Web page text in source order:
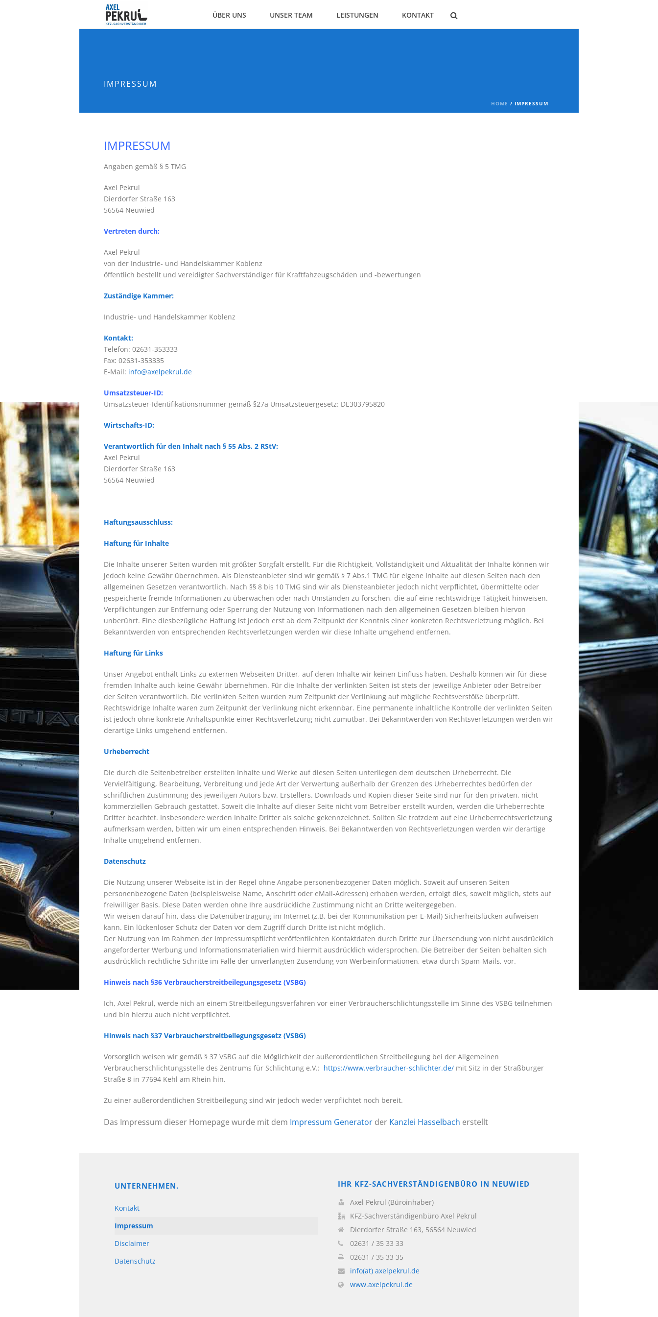
ÜBER UNS UNSER TEAM LEISTUNGEN KONTAKT
IMPRESSUM
HOME / IMPRESSUM
IMPRESSUM
Angaben gemäß § 5 TMG
Axel Pekrul
Dierdorfer Straße 163
56564 Neuwied
Vertreten durch:
Axel Pekrul
von der Industrie- und Handelskammer Koblenz
öffentlich bestellt und vereidigter Sachverständiger für Kraftfahzeugschäden und -bewertungen
Zuständige Kammer:
Industrie- und Handelskammer Koblenz
Kontakt:
Telefon: 02631-353333
Fax: 02631-353335
E-Mail: info@axelpekrul.de
Umsatzsteuer-ID:
Umsatzsteuer-Identifikationsnummer gemäß §27a Umsatzsteuergesetz: DE303795820
Wirtschafts-ID:
Verantwortlich für den Inhalt nach § 55 Abs. 2 RStV:
Axel Pekrul
Dierdorfer Straße 163
56564 Neuwied
Haftungsausschluss:
Haftung für Inhalte
Die Inhalte unserer Seiten wurden mit größter Sorgfalt erstellt. Für die Richtigkeit, Vollständigkeit und Aktualität der Inhalte können wir
jedoch keine Gewähr übernehmen. Als Diensteanbieter sind wir gemäß § 7 Abs.1 TMG für eigene Inhalte auf diesen Seiten nach den
allgemeinen Gesetzen verantwortlich. Nach §§ 8 bis 10 TMG sind wir als Diensteanbieter jedoch nicht verpflichtet, übermittelte oder
gespeicherte fremde Informationen zu überwachen oder nach Umständen zu forschen, die auf eine rechtswidrige Tätigkeit hinweisen.
Verpflichtungen zur Entfernung oder Sperrung der Nutzung von Informationen nach den allgemeinen Gesetzen bleiben hiervon
unberührt. Eine diesbezügliche Haftung ist jedoch erst ab dem Zeitpunkt der Kenntnis einer konkreten Rechtsverletzung möglich. Bei
Bekanntwerden von entsprechenden Rechtsverletzungen werden wir diese Inhalte umgehend entfernen.
Haftung für Links
Unser Angebot enthält Links zu externen Webseiten Dritter, auf deren Inhalte wir keinen Einfluss haben. Deshalb können wir für diese
fremden Inhalte auch keine Gewähr übernehmen. Für die Inhalte der verlinkten Seiten ist stets der jeweilige Anbieter oder Betreiber
der Seiten verantwortlich. Die verlinkten Seiten wurden zum Zeitpunkt der Verlinkung auf mögliche Rechtsverstöße überprüft.
Rechtswidrige Inhalte waren zum Zeitpunkt der Verlinkung nicht erkennbar. Eine permanente inhaltliche Kontrolle der verlinkten Seiten
ist jedoch ohne konkrete Anhaltspunkte einer Rechtsverletzung nicht zumutbar. Bei Bekanntwerden von Rechtsverletzungen werden wir
derartige Links umgehend entfernen.
Urheberrecht
Die durch die Seitenbetreiber erstellten Inhalte und Werke auf diesen Seiten unterliegen dem deutschen Urheberrecht. Die
Vervielfältigung, Bearbeitung, Verbreitung und jede Art der Verwertung außerhalb der Grenzen des Urheberrechtes bedürfen der
schriftlichen Zustimmung des jeweiligen Autors bzw. Erstellers. Downloads und Kopien dieser Seite sind nur für den privaten, nicht
kommerziellen Gebrauch gestattet. Soweit die Inhalte auf dieser Seite nicht vom Betreiber erstellt wurden, werden die Urheberrechte
Dritter beachtet. Insbesondere werden Inhalte Dritter als solche gekennzeichnet. Sollten Sie trotzdem auf eine Urheberrechtsverletzung
aufmerksam werden, bitten wir um einen entsprechenden Hinweis. Bei Bekanntwerden von Rechtsverletzungen werden wir derartige
Inhalte umgehend entfernen.
Datenschutz
Die Nutzung unserer Webseite ist in der Regel ohne Angabe personenbezogener Daten möglich. Soweit auf unseren Seiten
personenbezogene Daten (beispielsweise Name, Anschrift oder eMail-Adressen) erhoben werden, erfolgt dies, soweit möglich, stets auf
freiwilliger Basis. Diese Daten werden ohne Ihre ausdrückliche Zustimmung nicht an Dritte weitergegeben.
Wir weisen darauf hin, dass die Datenübertragung im Internet (z.B. bei der Kommunikation per E-Mail) Sicherheitslücken aufweisen
kann. Ein lückenloser Schutz der Daten vor dem Zugriff durch Dritte ist nicht möglich.
Der Nutzung von im Rahmen der Impressumspflicht veröffentlichten Kontaktdaten durch Dritte zur Übersendung von nicht ausdrücklich
angeforderter Werbung und Informationsmaterialien wird hiermit ausdrücklich widersprochen. Die Betreiber der Seiten behalten sich
ausdrücklich rechtliche Schritte im Falle der unverlangten Zusendung von Werbeinformationen, etwa durch Spam-Mails, vor.
Hinweis nach §36 Verbraucherstreitbeilegungsgesetz (VSBG)
Ich, Axel Pekrul, werde nich an einem Streitbeilegungsverfahren vor einer Verbraucherschlichtungsstelle im Sinne des VSBG teilnehmen
und bin hierzu auch nicht verpflichtet.
Hinweis nach §37 Verbraucherstreitbeilegungsgesetz (VSBG)
Vorsorglich weisen wir gemäß § 37 VSBG auf die Möglichkeit der außerordentlichen Streitbeilegung bei der Allgemeinen
Verbraucherschlichtungsstelle des Zentrums für Schlichtung e.V.: https://www.verbraucher-schlichter.de/ mit Sitz in der Straßburger
Straße 8 in 77694 Kehl am Rhein hin.
Zu einer außerordentlichen Streitbeilegung sind wir jedoch weder verpflichtet noch bereit.
Das Impressum dieser Homepage wurde mit dem Impressum Generator der Kanzlei Hasselbach erstellt
UNTERNEHMEN.
Kontakt
Impressum
Disclaimer
Datenschutz
IHR KFZ-SACHVERSTÄNDIGENBÜRO IN NEUWIED
Axel Pekrul (Büroinhaber)
KFZ-Sachverständigenbüro Axel Pekrul
Dierdorfer Straße 163, 56564 Neuwied
02631 / 35 33 33
02631 / 35 33 35
info(at) axelpekrul.de
www.axelpekrul.de